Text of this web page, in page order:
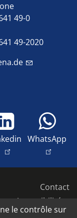
49-0
49-2020
WhatsApp
Contact
Accessibilité
des données
le contrôle sur